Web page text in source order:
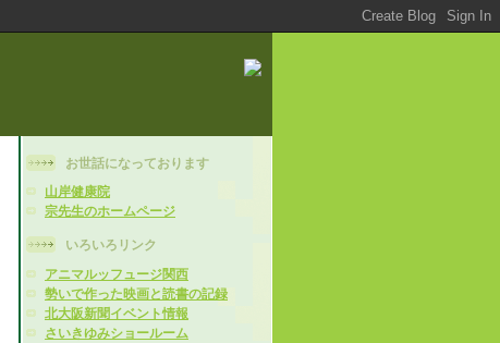
お世話になっております
山岸健康院
宗先生のホームページ
いろいろリンク
アニマルッフュージ関西
勢いで作った映画と読書の記録
北大阪新聞イベント情報
さいきゆみショールーム